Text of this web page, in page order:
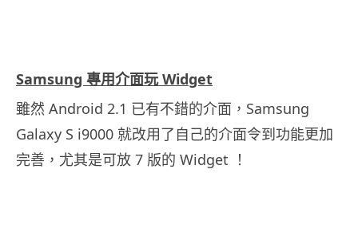
Samsung 專用介面玩 Widget
雖然 Android 2.1 已有不錯的介面，Samsung
Galaxy S i9000 就改用了自己的介面令到功能更加
完善，尤其是可放 7 版的 Widget ！